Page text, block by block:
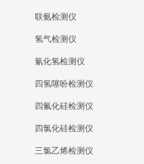
联氨检测仪
氢气检测仪
氰化氢检测仪
四氢噻吩检测仪
四氟化硅检测仪
四氯化硅检测仪
三氯乙烯检测仪